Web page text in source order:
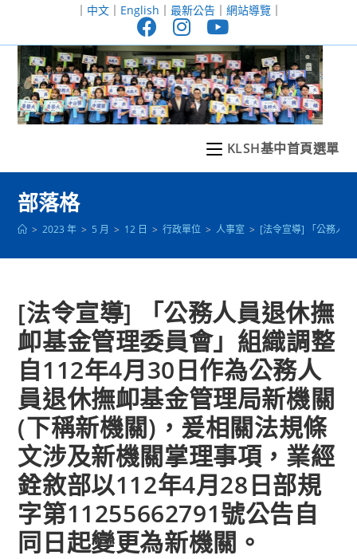
至
｜ 中文｜ English ｜ 最新公告｜ 網站導覽｜
KLSH基中首頁選單
部落格
> 2023 年 > 5 月 > 12 日 > 行政單位 > 人事室 > [法令宣導] 「公務人
[法令宣導] 「公務人員退休撫
卹基金管理委員會」組織調整
自112年4月30日作為公務人
員退休撫卹基金管理局新機關
(下稱新機關)，爰相關法規條
文涉及新機關掌理事項，業經
銓敘部以112年4月28日部規
字第11255662791號公告自
同日起變更為新機關。